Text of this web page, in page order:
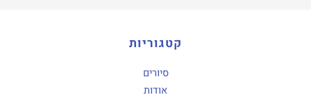
קטגוריות
סיורים
אודות